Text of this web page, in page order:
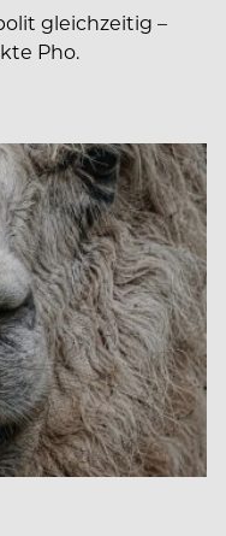
gleichzeitig –
Pho.